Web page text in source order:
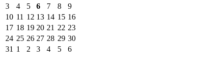
3
4 5 6 7 8
9
10 11 12 13 14 15 16
17 18 19 20 21 22 23
24 25 26 27 28 29 30
31 1 2 3 4 5 6